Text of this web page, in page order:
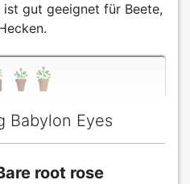
gut geeignet für Beete,
Babylon Eyes
root rose